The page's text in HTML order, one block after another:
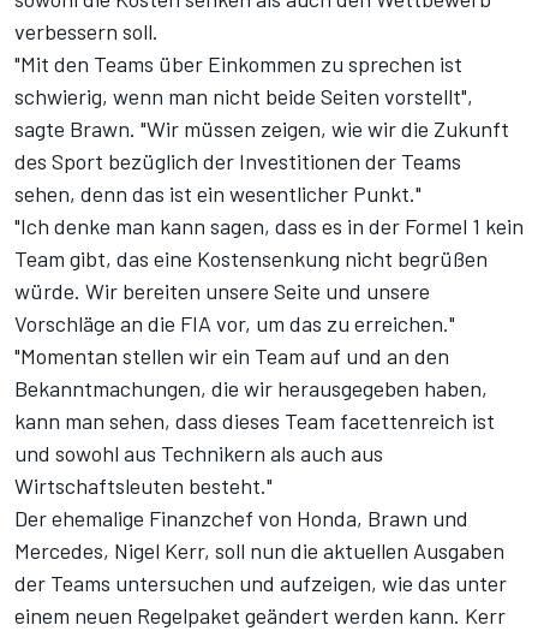
verbessern soll.
"Mit den Teams über Einkommen zu sprechen ist
schwierig, wenn man nicht beide Seiten vorstellt",
sagte Brawn. "Wir müssen zeigen, wie wir die Zukunft
des Sport bezüglich der Investitionen der Teams
sehen, denn das ist ein wesentlicher Punkt."
"Ich denke man kann sagen, dass es in der Formel 1 kein
Team gibt, das eine Kostensenkung nicht begrüßen
würde. Wir bereiten unsere Seite und unsere
Vorschläge an die FIA vor, um das zu erreichen."
"Momentan stellen wir ein Team auf und an den
Bekanntmachungen, die wir herausgegeben haben,
kann man sehen, dass dieses Team facettenreich ist
und sowohl aus Technikern als auch aus
Wirtschaftsleuten besteht."
Der ehemalige Finanzchef von Honda, Brawn und
Mercedes, Nigel Kerr, soll nun die aktuellen Ausgaben
der Teams untersuchen und aufzeigen, wie das unter
einem neuen Regelpaket geändert werden kann. Kerr